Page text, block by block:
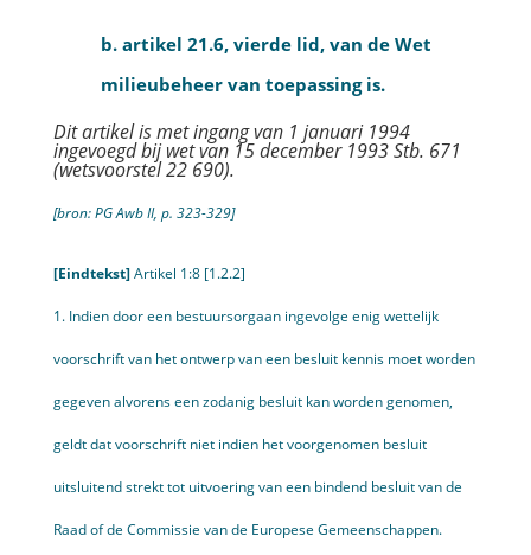
b. artikel 21.6, vierde lid, van de Wet
milieubeheer van toepassing is.
Dit artikel is met ingang van 1 januari 1994
ingevoegd bij wet van 15 december 1993 Stb. 671
(wetsvoorstel 22 690).
[bron: PG Awb II, p. 323-329]
[Eindtekst]Artikel 1:8 [1.2.2]
1. Indien door een bestuursorgaan ingevolge enig wettelijk
voorschrift van het ontwerp van een besluit kennis moet worden
gegeven alvorens een zodanig besluit kan worden genomen,
geldt dat voorschrift niet indien het voorgenomen besluit
uitsluitend strekt tot uitvoering van een bindend besluit van de
Raad of de Commissie van de Europese Gemeen­schappen.